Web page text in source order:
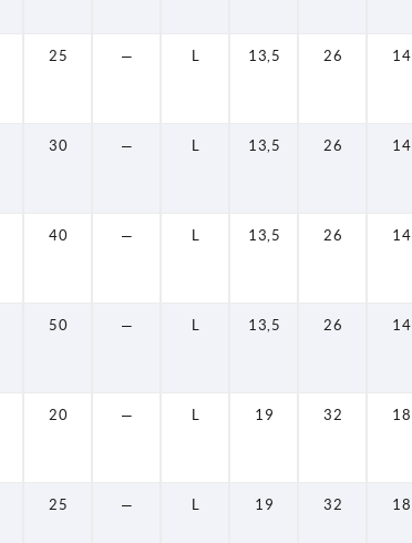
25 — L 13,5 26 14
30 — L 13,5 26 14
40 — L 13,5 26 14
50 — L 13,5 26 14
20 — L 19 32 18
25 — L 19 32 18